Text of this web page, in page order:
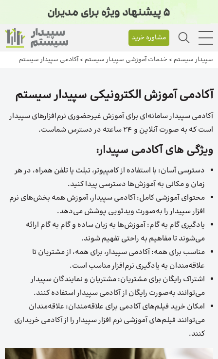
مشاوره خرید
سپیدار سیستم > خدمات آموزشی سپیدار سیستم >آکادمی سپیدار سیستم
آکادمی آموزش الکترونیکی سپیدار سیستم
آکادمی سپیدار سامانه‌ای برای آموزش غیرحضوری نرم‌افزارهای سپیدار
است که به صورت آنلاین و ۲۴ ساعته در دسترس شماست.
ویژگی های آکادمی سپیدار:
دسترسی آسان: با استفاده از کامپیوتر، تبلت یا تلفن همراه، در هر
زمان و مکانی به آموزش‌ها دسترسی پیدا کنید.
محتوای آموزشی کامل: آکادمی سپیدار، آموزش همه بخش‌های نرم‌
افزار سپیدار را به‌صورت ویدئویی پوشش می‌دهد.
یادگیری گام به گام: آموزش‌ها به زبان ساده و گام به گام ارائه
می‌شوند تا مفاهیم به راحتی تفهیم شوند.
مناسب برای همه: آکادمی سپیدار، برای همه، از مشتریان تا
علاقه‌مندان به یادگیری نرم‌افزار مناسب است.
اشتراک رایگان برای مشتریان: مشتریان و نمایندگان سپیدار
می‌توانند به‌صورت رایگان از آکادمی سپیدار استفاده کنند.
امکان خرید فیلم‌های آکادمی برای علاقه‌مندان: علاقه‌مندان
می‌توانند فیلم‌های آموزشی نرم افزار سپیدار را از آکادمی خریداری
کنند.